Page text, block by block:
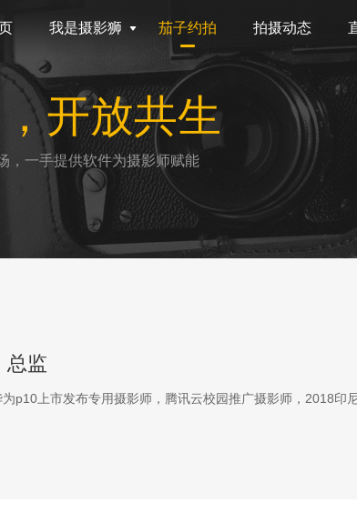
我是摄影狮 茄子约拍 拍摄动态
开放共生
，一手提供软件为摄影师赋能
总监
p10上市发布专用摄影师，腾讯云校园推广摄影师，2018印